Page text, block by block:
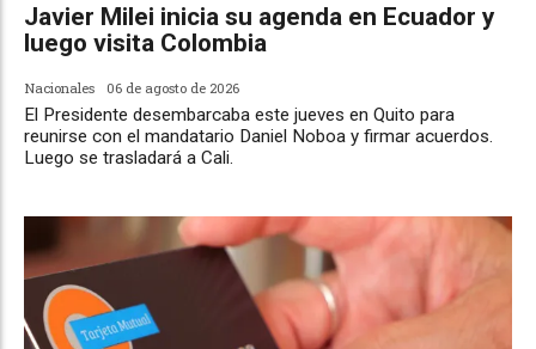
Javier Milei inicia su agenda en Ecuador y
luego visita Colombia
Nacionales 06 de agosto de 2026
El Presidente desembarcaba este jueves en Quito para
reunirse con el mandatario Daniel Noboa y firmar acuerdos.
Luego se trasladará a Cali.